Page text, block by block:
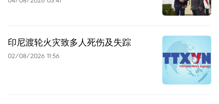
印尼渡轮火灾致多人死伤及失踪
02/08/2026 11:56